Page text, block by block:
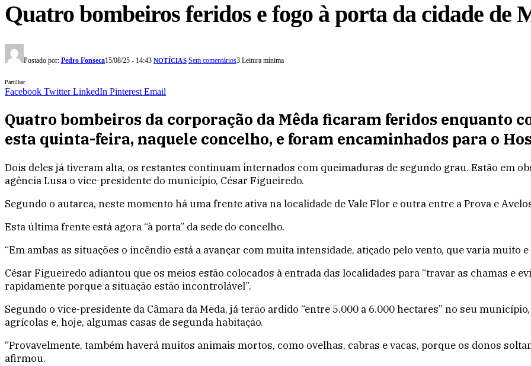
Quatro bombeiros feridos e fogo à porta da cidade de
Postado por: Pedro Fonseca15/08/25 - 14:43 NOTÍCIAS Sem comentários3 Leitura mínima
Partilhar
Facebook Twitter LinkedIn Pinterest Email
Quatro bombeiros da corporação da Mêda ficaram feridos enquanto
esta quinta-feira, naquele concelho, e foram encaminhados para o
Dois deles já tiveram alta, os restantes continuam internados com queimaduras de segundo grau. Estão em
agência Lusa o vice-presidente do município, César Figueiredo.
Segundo o autarca, neste momento há uma frente ativa na localidade de Vale Flor e outra entre a Prova e
Esta última frente está agora “à porta” da sede do concelho.
“Em ambas as situações o incêndio está a avançar com muita intensidade, atiçado pelo vento, que varia muito
César Figueiredo adiantou que os meios estão colocados à entrada das localidades para “travar as chamas e
rapidamente porque a situação estão incontrolável”.
Segundo o vice-presidente da Câmara da Meda, já terão ardido “entre 5.000 a 6.000 hectares” no seu
agrícolas e, hoje, algumas casas de segunda habitação.
“Provavelmente, também haverá muitos animais mortos, como ovelhas, cabras e vacas, porque os donos
afirmou.